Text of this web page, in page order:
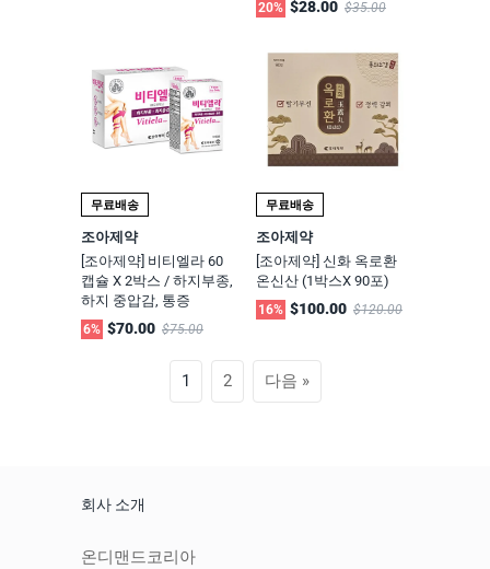
제) 2박스 (20캡슐)
20% $28.00 $35.00
무료배송
조아제약
[조아제약] 비티엘라 60
캡슐 X 2박스 / 하지부종,
하지 중압감, 통증
6% $70.00 $75.00
무료배송
조아제약
[조아제약] 신화 옥로환
온신산 (1박스X 90포)
16% $100.00 $120.00
1 2 다음 »
회사 소개
온디맨드코리아